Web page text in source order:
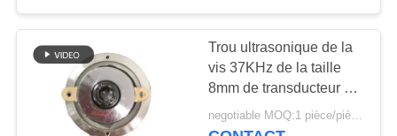
NOUS
VISITE
D'USINE
Transducteur
ultrasonique
médical
41
Trou ultrasonique de la
vis 37KHz de la taille
8mm de transducteur de
cavitation d'instruments
médicaux
negotiable MOQ:1 pièce/pièces